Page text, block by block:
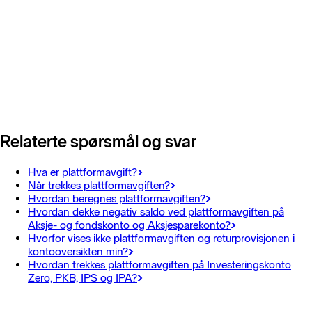
Relaterte spørsmål og svar
Hva er plattformavgift?
Når trekkes plattformavgiften?
Hvordan beregnes plattformavgiften?
Hvordan dekke negativ saldo ved plattformavgiften på
Aksje- og fondskonto og Aksjesparekonto?
Hvorfor vises ikke plattformavgiften og returprovisjonen i
kontooversikten min?
Hvordan trekkes plattformavgiften på Investeringskonto
Zero, PKB, IPS og IPA?